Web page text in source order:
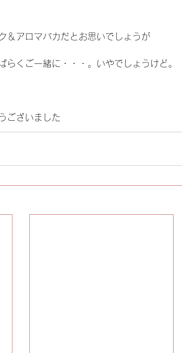
＆アロマバカだとお思いでしょうが
らくご一緒に・・・。いやでしょうけど。
ございました